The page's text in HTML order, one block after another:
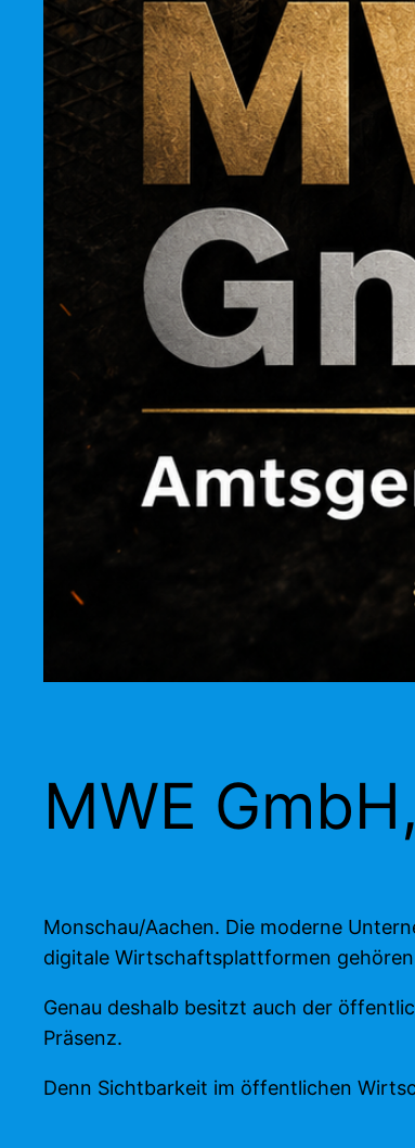
MWE
Monschau/Aachen. Die moderne
digitale Wirtschaftsplattformen
Genau deshalb besitzt auch der
Präsenz.
Denn Sichtbarkeit im öffentlichen